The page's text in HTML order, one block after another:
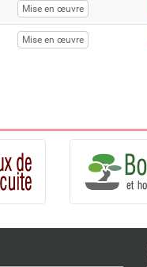
Mise en œuvre
Mise en œuvre